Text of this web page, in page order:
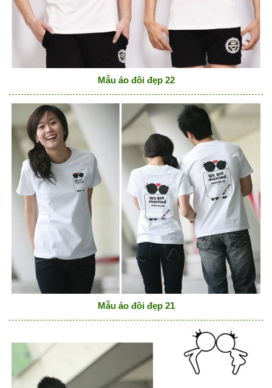
Mẫu áo đôi đẹp 22
Mẫu áo đôi đẹp 21